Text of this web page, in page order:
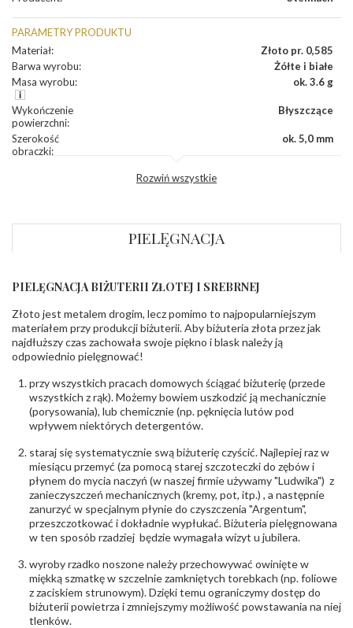
PARAMETRY PRODUKTU
Materiał:
Złoto pr. 0,585
Barwa wyrobu:
Żółte i białe
Masa wyrobu: ok. 3.6 g
Wykończenie
powierzchni:
Błyszczące
Szerokość
obrączki:
ok. 5,0 mm
INNE PARAMETRY
Producent
odpowiedzialny:
PZ Stelmach Sp. z o.o. ul. Północna 22 45-805
Opole; NIP 7542889545; Tel. +48 77 54 90 100;
biuro@stelmach.pl
Bezpieczeństwo
ostrzeżenia:
Nie nadaje się dla dzieci w wieku poniżej 3 lat
zawierają nikiel
Rozwiń wszystkie
PIELĘGNACJA
PIELĘGNACJA BIŻUTERII ZŁOTEJ I SREBRNEJ
Złoto jest metalem drogim, lecz pomimo to najpopularniejszym
materiałem przy produkcji biżuterii. Aby biżuteria złota przez jak
najdłuższy czas zachowała swoje piękno i blask należy ją
odpowiednio pielęgnować!
przy wszystkich pracach domowych ściągać biżuterię (przede
wszystkich z rąk). Możemy bowiem uszkodzić ją mechanicznie
(porysowania), lub chemicznie (np. pęknięcia lutów pod
wpływem niektórych detergentów.
staraj się systematycznie swą biżuterię czyścić. Najlepiej raz w
miesiącu przemyć (za pomocą starej szczoteczki do zębów i
płynem do mycia naczyń (w naszej firmie używamy "Ludwika") z
zanieczyszczeń mechanicznych (kremy, pot, itp.) , a następnie
zanurzyć w specjalnym płynie do czyszczenia "Argentum",
przeszczotkować i dokładnie wypłukać. Biżuteria pielęgnowana
w ten sposób rzadziej będzie wymagała wizyt u jubilera.
wyroby rzadko noszone należy przechowywać owinięte w
miękką szmatkę w szczelnie zamkniętych torebkach (np. foliowe
z zaciskiem strunowym). Dzięki temu ograniczymy dostęp do
biżuterii powietrza i zmniejszymy możliwość powstawania na niej
tlenków.